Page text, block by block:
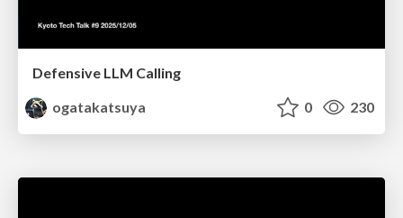
Defensive LLM Calling
ogatakatsuya
0 230